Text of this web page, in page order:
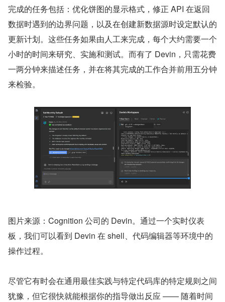
完成的任务包括：优化饼图的显示格式，修正 API 在返回
数据时遇到的边界问题，以及在创建新数据源时设定默认的
更新计划。这些任务如果由人工来完成，每个大约需要一个
小时的时间来研究、实施和测试。而有了 Devin，只需花费
一两分钟来描述任务，并在将其完成的工作合并前用五分钟
来检验。
图片来源：Cognition 公司的 Devin。通过一个实时仪表
板，我们可以看到 Devin 在 shell、代码编辑器等环境中的
操作过程。
尽管它有时会在通用最佳实践与特定代码库的特定规则之间
犹豫，但它很快就能根据你的指导做出反应 —— 随着时间